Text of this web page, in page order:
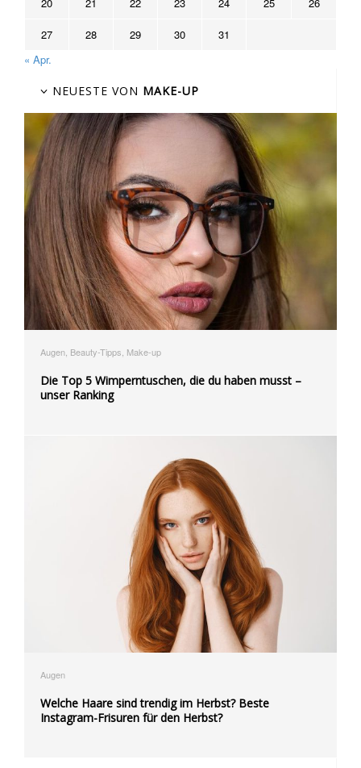
27 28 29 30
31
« Apr.
NEUESTE VON MAKE-UP
Augen, Beauty-Tipps, Make-up
Die Top 5 Wimperntuschen, die du haben musst –
unser Ranking
Augen
Welche Haare sind trendig im Herbst? Beste
Instagram-Frisuren für den Herbst?